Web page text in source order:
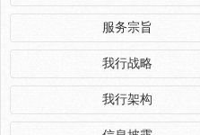
服务宗旨
我行战略
我行架构